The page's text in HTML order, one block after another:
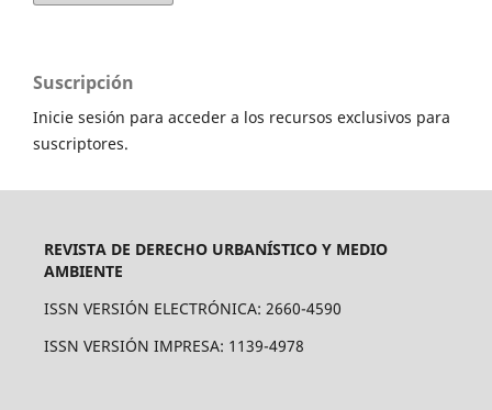
Suscripción
Inicie sesión para acceder a los recursos exclusivos para
suscriptores.
REVISTA DE DERECHO URBANÍSTICO Y MEDIO
AMBIENTE
ISSN VERSIÓN ELECTRÓNICA: 2660-4590
ISSN VERSIÓN IMPRESA: 1139-4978